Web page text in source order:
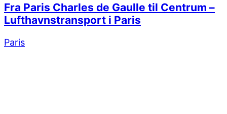
Fra Paris Charles de Gaulle til Centrum –
Lufthavnstransport i Paris
Paris